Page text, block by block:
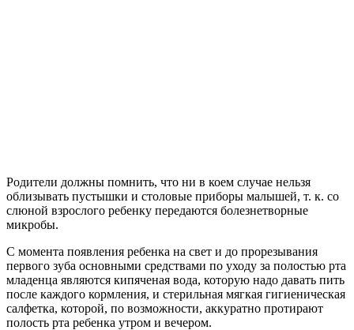
Родители должны помнить, что ни в коем случае нельзя
облизывать пустышки и столовые приборы малышей, т. к. со
слюной взрослого ребенку передаются болезнетворные
микробы.
С момента появления ребенка на свет и до прорезывания
первого зуба основными средствами по уходу за полостью рта
младенца являются кипяченая вода, которую надо давать пить
после каждого кормления, и стерильная мягкая гигиеническая
салфетка, которой, по возможности, аккуратно протирают
полость рта ребенка утром и вечером.